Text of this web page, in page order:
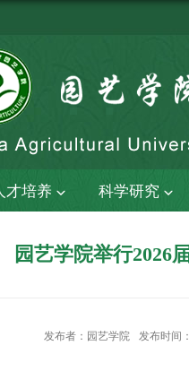
才培养 科学研究
园艺学院举行2026
发布者：园艺学院 发布时间